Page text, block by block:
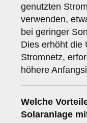
genutzten
verwenden,
bei geringer
Dies erhöht die
Stromnetz,
höhere
Welche
Solaranlage